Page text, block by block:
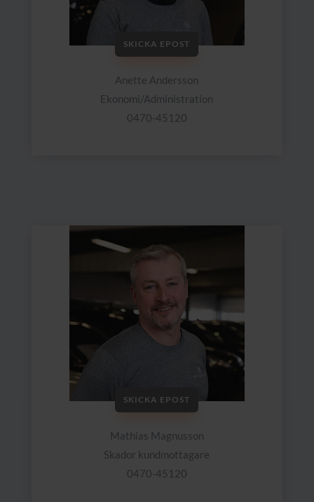
SKICKA EPOST
Anette Andersson
Ekonomi/Administration
0470-45120
SKICKA EPOST
Mathias Magnusson
Skador kundmottagare
0470-45120